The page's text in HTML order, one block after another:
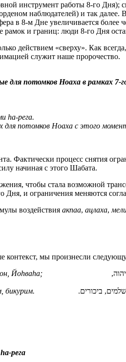
инструмент работы 8-го Дня);
наблюдателей) и так
в 8-м Дне увеличивается более
рамок и границ: люди 8-го Дня
действием «сверху». Как
служит наше пророчество.
для потомков Ноаха в рамках
hа-рега.
для потомков Ноаха с этого
Фактически процесс снятия
начиная с этого Шабата.
чтобы стала возможной
и ограничения меняются
воздействия акпаа, ацлаха,
мы произнесли
ביכורים.
Йоhваhа;
бикурим.
рега